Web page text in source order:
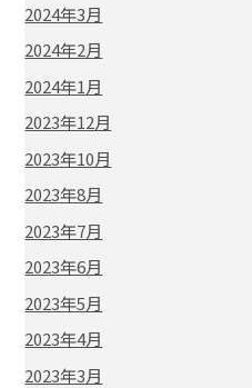
2024年3月
2024年2月
2024年1月
2023年12月
2023年10月
2023年8月
2023年7月
2023年6月
2023年5月
2023年4月
2023年3月